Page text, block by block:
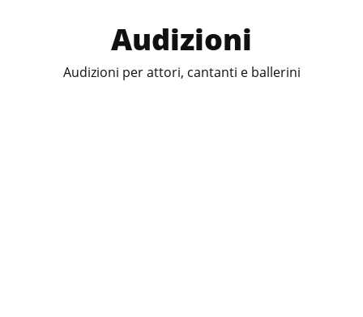
Audizioni
Audizioni per attori, cantanti e ballerini